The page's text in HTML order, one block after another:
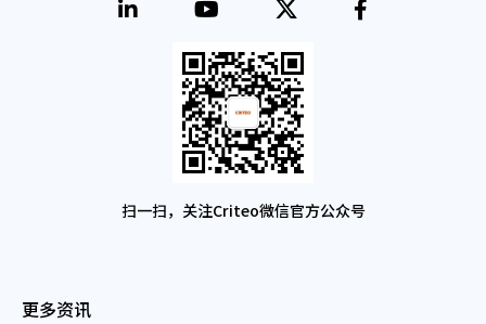
扫一扫，关注Criteo微信官方公众号
更多资讯